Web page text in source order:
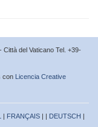
Città del Vaticano Tel. +39-
con Licencia Creative
| FRANÇAIS | | DEUTSCH |